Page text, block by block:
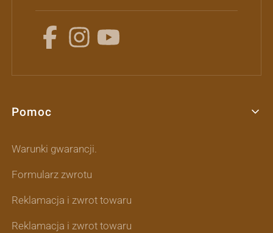
Linki w stopce
Pomoc
Warunki gwarancji.
Formularz zwrotu
Reklamacja i zwrot towaru
Reklamacja i zwrot towaru